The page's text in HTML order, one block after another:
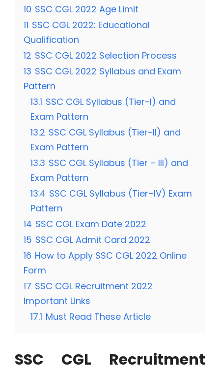
10 SSC CGL 2022 Age Limit
11 SSC CGL 2022: Educational
Qualification
12 SSC CGL 2022 Selection Process
13 SSC CGL 2022 Syllabus and Exam
Pattern
13.1 SSC CGL Syllabus (Tier-I) and
Exam Pattern
13.2 SSC CGL Syllabus (Tier-II) and
Exam Pattern
13.3 SSC CGL Syllabus (Tier – III) and
Exam Pattern
13.4 SSC CGL Syllabus (Tier–IV) Exam
Pattern
14 SSC CGL Exam Date 2022
15 SSC CGL Admit Card 2022
16 How to Apply SSC CGL 2022 Online
Form
17 SSC CGL Recruitment 2022
Important Links
17.1 Must Read These Article
SSC CGL Recruitment